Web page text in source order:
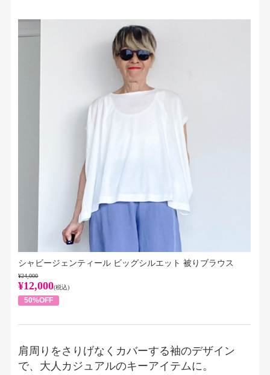
シャビージェンティール ビッグシルエット 被りブラウス
¥24,000
¥12,000(税込)
50%OFF
肩周りをさりげなくカバーする袖のデザイン
で、大人カジュアルのキーアイテムに。